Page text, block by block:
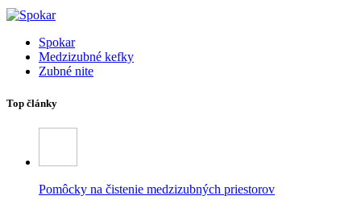
Spokar
Medzizubné kefky
Zubné nite
Top články
Pomôcky na čistenie medzizubných priestorov